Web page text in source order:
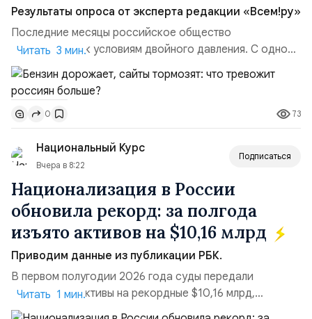
Результаты опроса от эксперта редакции «Всем!ру»
Последние месяцы российское общество
адаптируется к условиям двойного давления. С одной
стороны, происходит рост цен на товары первой
необходимости, инфляция и локальные сбои в
поставках бензина. А с другой – технологическая
турбулентность: перебои в работе интернета,
блокировки сайтов, необходимость осваивать VPN и
российские платформы.Что из этого бье...
Читать 3 мин.
0 73
Национальный Курс
Вчера в 8:22
Подписаться
Национализация в России
обновила рекорд: за полгода
изъято активов на $10,16 млрд
Приводим данные из публикации РБК.
В первом полугодии 2026 года суды передали
государству активы на рекордные $10,16 млрд,
подсчитали аналитики AK&M. Это в 2,5 раза больше,
Читать 1 мин.